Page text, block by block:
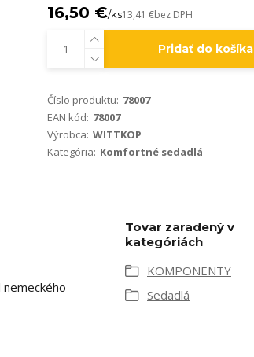
16,50 €/ks13,41 €bez DPH
Pridať do košíka
Číslo produktu: 78007
EAN kód: 78007
Výrobca: WITTKOP
Kategória: Komfortné sedadlá
Tovar zaradený v
kategóriách
KOMPONENTY
Sedadlá